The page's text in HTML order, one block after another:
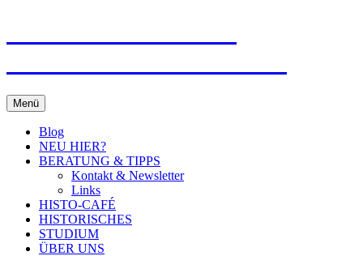
Menü
Blog
NEU HIER?
BERATUNG & TIPPS
Kontakt & Newsletter
Links
HISTO-CAFÉ
HISTORISCHES
STUDIUM
ÜBER UNS